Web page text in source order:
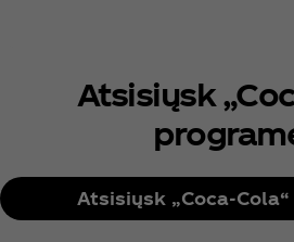
Atsisiųsk
Atsisiųsk